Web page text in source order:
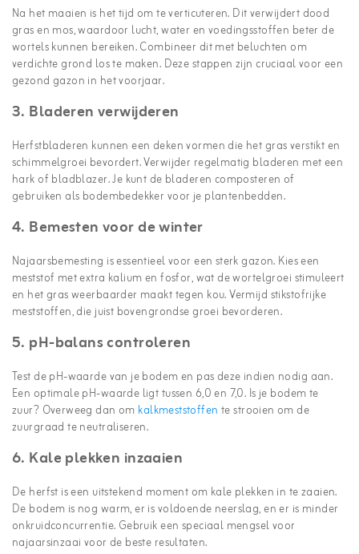
Na het maaien is het tijd om te verticuteren. Dit verwijdert dood
gras en mos, waardoor lucht, water en voedingsstoffen beter de
wortels kunnen bereiken. Combineer dit met beluchten om
verdichte grond los te maken. Deze stappen zijn cruciaal voor een
gezond gazon in het voorjaar.
3. Bladeren verwijderen
Herfstbladeren kunnen een deken vormen die het gras verstikt en
schimmelgroei bevordert. Verwijder regelmatig bladeren met een
hark of bladblazer. Je kunt de bladeren composteren of
gebruiken als bodembedekker voor je plantenbedden.
4. Bemesten voor de winter
Najaarsbemesting is essentieel voor een sterk gazon. Kies een
meststof met extra kalium en fosfor, wat de wortelgroei stimuleert
en het gras weerbaarder maakt tegen kou. Vermijd stikstofrijke
meststoffen, die juist bovengrondse groei bevorderen.
5. pH-balans controleren
Test de pH-waarde van je bodem en pas deze indien nodig aan.
Een optimale pH-waarde ligt tussen 6,0 en 7,0. Is je bodem te
zuur? Overweeg dan om kalkmeststoffen te strooien om de
zuurgraad te neutraliseren.
6. Kale plekken inzaaien
De herfst is een uitstekend moment om kale plekken in te zaaien.
De bodem is nog warm, er is voldoende neerslag, en er is minder
onkruidconcurrentie. Gebruik een speciaal mengsel voor
najaarsinzaai voor de beste resultaten.